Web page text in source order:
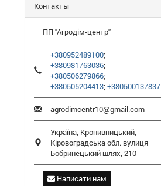
Контакты
ПП "Агродім-центр"
+380952489100;
+380981763036;
+380506279866;
+380505204413;+380500137837
agrodimcentr10@gmail.com
Україна, Кропивницький,
Кіровоградська обл. вулиця
Бобринецький шлях, 210
Написати нам